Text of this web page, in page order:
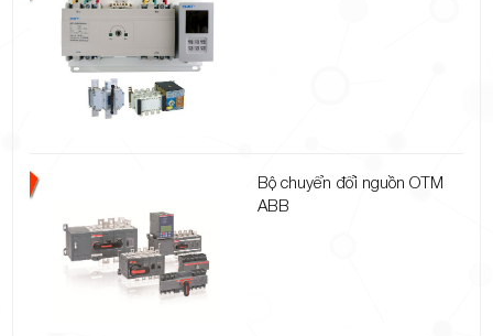
Bộ chuyển đổi nguồn OTM
ABB